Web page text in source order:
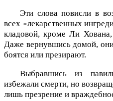
Эти слова повисли в
всех «лекарственных
кладовой, кроме Ли Хована,
Даже вернувшись домой,
боятся или презирают.
Выбравшись из
избежали смерти, но
лишь презрение и